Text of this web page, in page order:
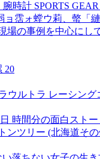
腕時計 SPORTS
霑ォ螳ウ莉、螫「
場の事例を中心にし
20
ウルトラ レーシン
時間分の面白スト
ンツリー (北海道そ